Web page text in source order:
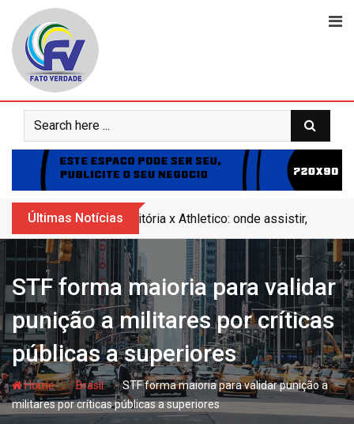
content
Últimas Notícias Vitória x Athletico: onde assistir,
STF forma maioria para validar
punição a militares por críticas
públicas a superiores
Home- hjBrasil- hjSTF forma maioria para validar punição a
militares por críticas públicas a superiores